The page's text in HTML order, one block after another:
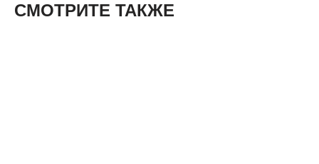
СМОТРИТЕ ТАКЖЕ